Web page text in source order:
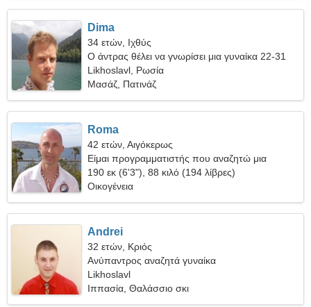
Dima
34 ετών, Ιχθύς
Ο άντρας θέλει να γνωρίσει μια γυναίκα 22-31
Likhoslavl, Ρωσία
Μασάζ, Πατινάζ
Roma
42 ετών, Αιγόκερως
Είμαι προγραμματιστής που αναζητώ μια
ασυνήθιστη γυναίκα
190 εκ (6'3"), 88 κιλό (194 λίβρες)
Οικογένεια
Andrei
32 ετών, Κριός
Ανύπαντρος αναζητά γυναίκα
Likhoslavl
Ιππασία, Θαλάσσιο σκι